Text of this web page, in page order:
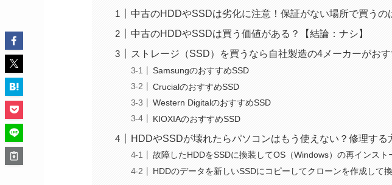
中古のHDDやSSDは劣化に注意！保証がない場所で買うの
中古のHDDやSSDは買う価値がある？【結論：ナシ】
ストレージ（SSD）を買うなら自社製造の4メーカーがお
SamsungのおすすめSSD
CrucialのおすすめSSD
Western DigitalのおすすめSSD
KIOXIAのおすすめSSD
HDDやSSDが壊れたらパソコンはもう使えない？修理する
故障したHDDをSSDに換装してOS（Windows）の再インスト
HDDのデータを新しいSSDにコピーしてクローンを作成して